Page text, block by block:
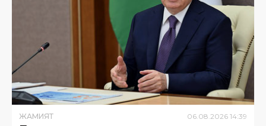
ЖАМИЯТ 06.08.2026 14:39